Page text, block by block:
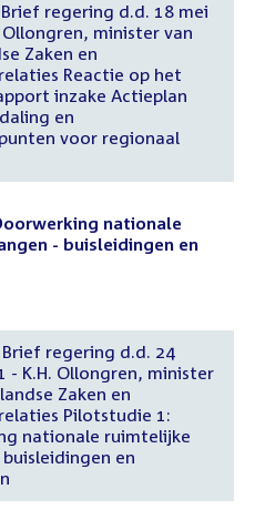
regering d.d. 18 mei
Ollongren, minister van
Zaken en
Reactie op het
inzake Actieplan
en
voor regionaal
nationale
- buisleidingen en
regering d.d. 24
- K.H. Ollongren, minister
Zaken en
Pilotstudie 1:
nationale ruimtelijke
en